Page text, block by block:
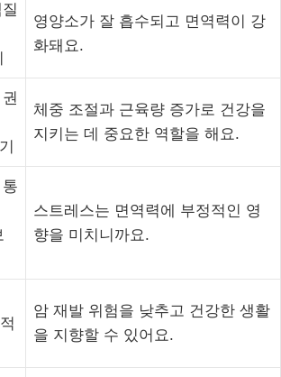
영양소가 잘 흡수되고 면역력이 강
화돼요.
체중 조절과 근육량 증가로 건강을
지키는 데 중요한 역할을 해요.
스트레스는 면역력에 부정적인 영
향을 미치니까요.
암 재발 위험을 낮추고 건강한 생활
을 지향할 수 있어요.